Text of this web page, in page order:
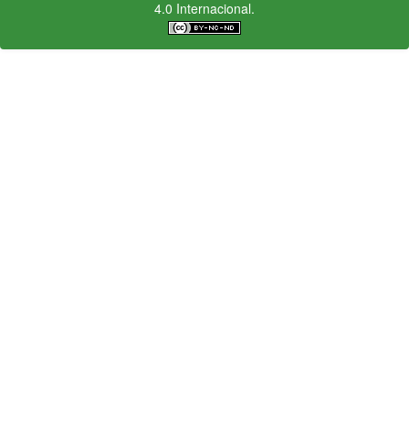
4.0 Internacional.